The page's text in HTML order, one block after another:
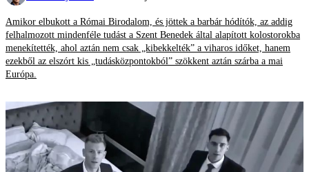
Amikor elbukott a Római Birodalom, és jöttek a barbár hódítók, az addig
felhalmozott mindenféle tudást a Szent Benedek által alapított kolostorokba
menekítették, ahol aztán nem csak „kibekkelték” a viharos időket, hanem
ezekből az elszórt kis „tudásközpontokból” szökkent aztán szárba a mai
Európa.